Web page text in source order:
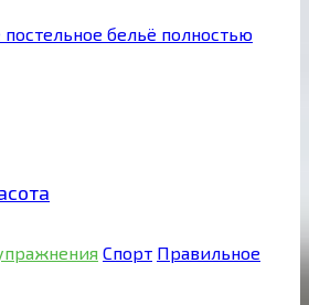
бельё полностью
Спорт Правильное